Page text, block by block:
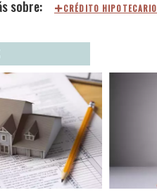
CRÉDITO HIPOTECARIO